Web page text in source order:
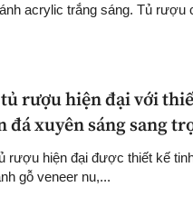
acrylic trắng sáng. Tủ rượu
rượu hiện đại với
đá xuyên sáng sang
rượu hiện đại được thiết kế
gỗ veneer nu,...